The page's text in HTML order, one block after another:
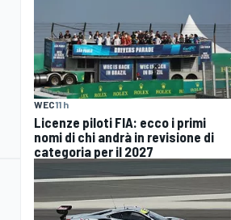
WEC11 h
Licenze piloti FIA: ecco i primi
nomi di chi andrà in revisione di
categoria per il 2027